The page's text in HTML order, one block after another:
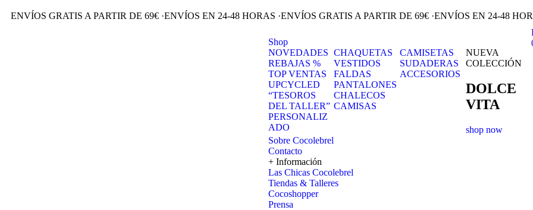
ENVÍOS GRATIS A PARTIR DE 69€ ·ENVÍOS EN 24-48 HORAS ·ENVÍOS GRATIS A PARTIR DE 69€ ·ENVÍOS EN 24-48
Shop
NOVEDADES
REBAJAS %
TOP VENTAS
UPCYCLED
“TESOROS
DEL TALLER”
PERSONALIZ
ADO
CHAQUETAS
VESTIDOS
FALDAS
PANTALONES
CHALECOS
CAMISAS
CAMISETAS
SUDADERAS
ACCESORIOS
NUEVA
COLECCIÓN
DOLCE
VITA
shop now
Sobre Cocolebrel
Contacto
+ Información
Las Chicas Cocolebrel
Tiendas & Talleres
Cocoshopper
Prensa